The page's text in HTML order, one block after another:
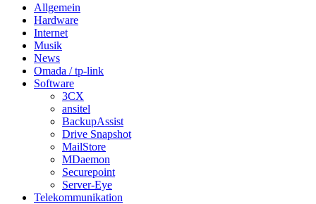
Allgemein
Hardware
Internet
Musik
News
Omada / tp-link
Software
3CX
ansitel
BackupAssist
Drive Snapshot
MailStore
MDaemon
Securepoint
Server-Eye
Telekommunikation